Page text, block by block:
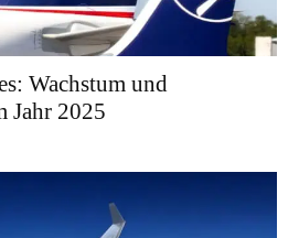
Wachstum und
Jahr 2025